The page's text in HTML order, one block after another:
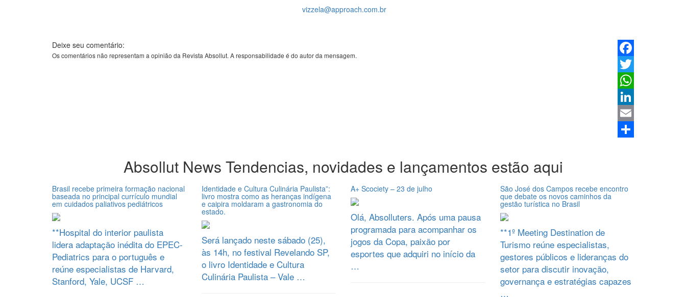
vizzela@approach.com.br
Facebook
Twitter
WhatsApp
LinkedIn
Email
Deixe seu comentário:
Os comentários não representam a opinião da Revista Absollut. A responsabilidade é do autor da mensagem.
Absollut News Tendencias, novidades e lançamentos estão aqui
Brasil recebe primeira formação nacional
baseada no principal currículo mundial
em cuidados paliativos pediátricos
**Hospital do interior paulista
lidera adaptação inédita do EPEC-
Pediatrics para o português e
reúne especialistas de Harvard,
Stanford, Yale, UCSF …
Identidade e Cultura Culinária Paulista”:
livro mostra como as heranças indígena
e caipira moldaram a gastronomia do
estado.
Será lançado neste sábado (25),
às 14h, no festival Revelando SP,
o livro Identidade e Cultura
Culinária Paulista – Vale …
A+ Scociety – 23 de julho
Olá, Absolluters. Após uma pausa
programada para acompanhar os
jogos da Copa, paixão por
esportes que adquiri no início da
…
São José dos Campos recebe encontro
que debate os novos caminhos da
gestão turística no Brasil
**1º Meeting Destination de
Turismo reúne especialistas,
gestores públicos e lideranças do
setor para discutir inovação,
governança e estratégias capazes
…